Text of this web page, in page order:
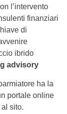
l’intervento
finanziari
di
ibrido
advisory
ha la
portale online
sito.